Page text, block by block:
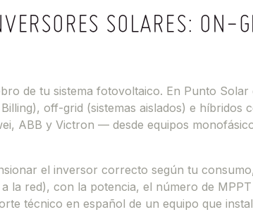
SOLARES: ON-
de tu sistema fotovoltaico. En Punto
off-grid (sistemas aislados) e híbridos
ABB y Victron — desde equipos
el inversor correcto según tu
la red), con la potencia, el número de
técnico en español de un equipo que